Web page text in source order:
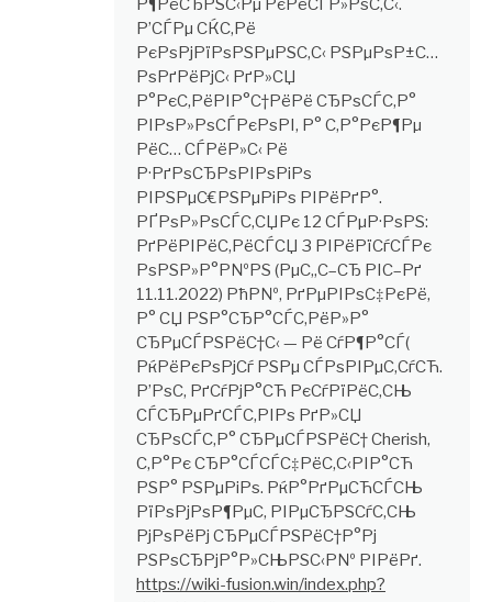
Р¶РёСЂРЅС‹Рµ РєРёСЃР»РѕС‚С‹.
Р’СЃРµ СЌС‚Рё
РєРѕРјРїРѕРЅРµРЅС‚С‹ РЅРµРѕР±С…
РѕРґРёРјС‹ РґР»СЏ
Р°РєС‚РёРІР°С†РёРё СЂРѕСЃС‚Р°
РІРѕР»РѕСЃРєРѕРІ, Р° С‚Р°РєР¶Рµ
РёС… СЃРёР»С‹ Рё
Р·РґРѕСЂРѕРІРѕРіРѕ
РІРЅРµС€РЅРµРіРѕ РІРёРґР°.
РҐРѕР»РѕСЃС‚СЏРє 12 СЃРµР·РѕРЅ:
РґРёРІРёС‚РёСЃСЏ 3 РІРёРїСѓСЃРє
РѕРЅР»Р°Р№РЅ (РµС„С–СЂ РІС–Рґ
11.11.2022) РћР№, РґРµРІРѕС‡РєРё,
Р° СЏ РЅР°СЂР°СЃС‚РёР»Р°
СЂРµСЃРЅРёС†С‹ — Рё СѓР¶Р°СЃ(
РќРёРєРѕРјСѓ РЅРµ СЃРѕРІРµС‚СѓСЋ.
Р’РѕС‚ РґСѓРјР°СЋ РєСѓРїРёС‚СЊ
СЃСЂРµРґСЃС‚РІРѕ РґР»СЏ
СЂРѕСЃС‚Р° СЂРµСЃРЅРёС† Cherish,
С‚Р°Рє СЂР°СЃСЃС‡РёС‚С‹РІР°СЋ
РЅР° РЅРµРіРѕ. РќР°РґРµСЋСЃСЊ
РїРѕРјРѕР¶РµС‚ РІРµСЂРЅСѓС‚СЊ
РјРѕРёРј СЂРµСЃРЅРёС†Р°Рј
РЅРѕСЂРјР°Р»СЊРЅС‹Р№ РІРёРґ.
https://wiki-fusion.win/index.php?